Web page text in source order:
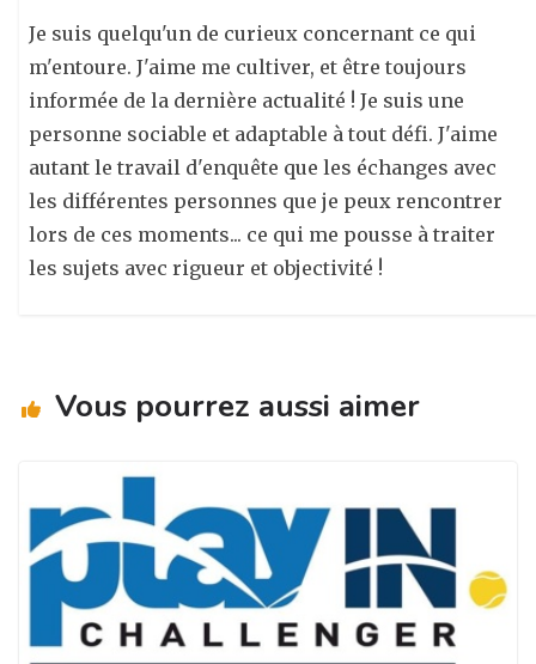
Je suis quelqu'un de curieux concernant ce qui
m'entoure. J'aime me cultiver, et être toujours
informée de la dernière actualité ! Je suis une
personne sociable et adaptable à tout défi. J'aime
autant le travail d'enquête que les échanges avec
les différentes personnes que je peux rencontrer
lors de ces moments... ce qui me pousse à traiter
les sujets avec rigueur et objectivité !
Vous pourrez aussi aimer